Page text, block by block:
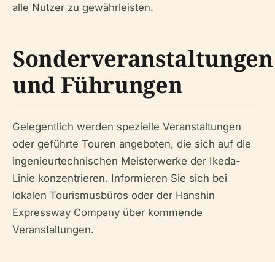
alle Nutzer zu gewährleisten.
Sonderveranstaltungen
und Führungen
Gelegentlich werden spezielle Veranstaltungen
oder geführte Touren angeboten, die sich auf die
ingenieurtechnischen Meisterwerke der Ikeda-
Linie konzentrieren. Informieren Sie sich bei
lokalen Tourismusbüros oder der Hanshin
Expressway Company über kommende
Veranstaltungen.